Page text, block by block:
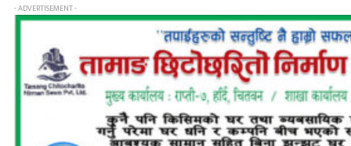
- ADVERTISEMENT -